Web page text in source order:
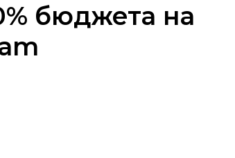
бюджета на